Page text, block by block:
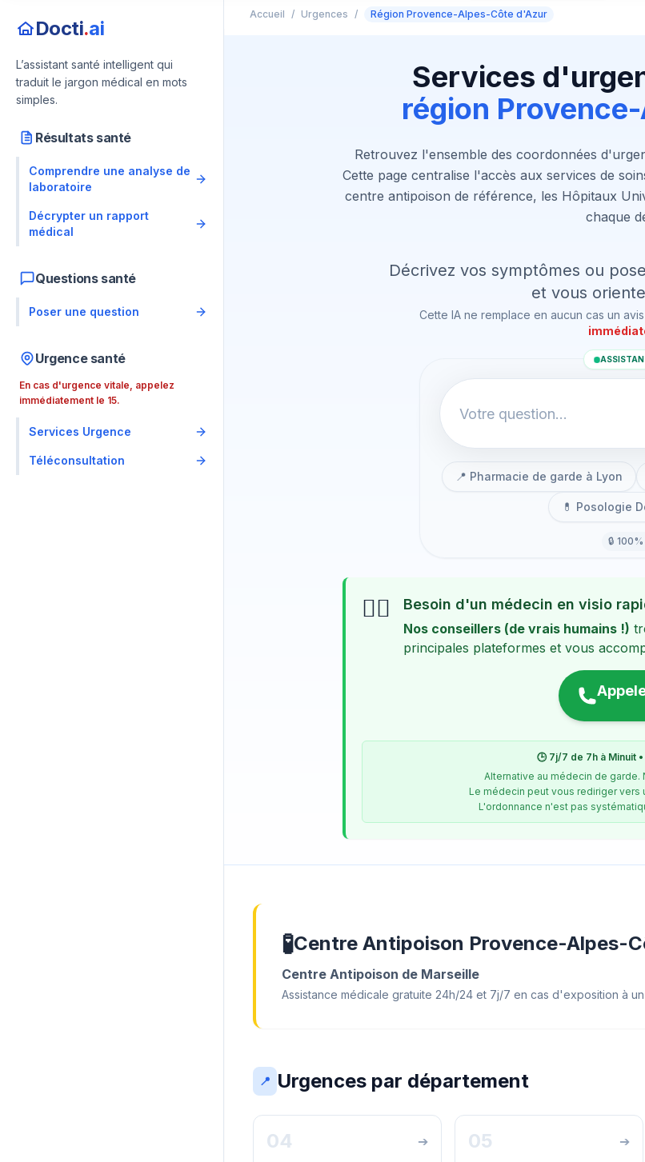
Docti.ai
L’assistant santé intelligent qui
traduit le jargon médical en mots
simples.
Résultats santé
Comprendre une analyse de
laboratoire
Décrypter un rapport
médical
Questions santé
Poser une question
Urgence santé
En cas d'urgence vitale, appelez
immédiatement le 15.
Services Urgence
Téléconsultation
Accueil / Urgences / Région Provence-Alpes-Côte d'Azur
Services
région
Retrouvez l'ensemble des coordonnées
Cette page centralise l'accès aux services de
centre antipoison de référence, les Hôpitaux
chaque
Décrivez vos symptômes ou
et vous
Cette IA ne remplace en aucun cas un
📍 Pharmacie de garde à Lyon
💊 Posologie
🔒
👨‍⚕️ Besoin d'un médecin en visio
Nos conseillers (de vrais humains !)
principales plateformes et vous
🕒 7j/7 de 7h à Minuit
Alternative au médecin de
Le médecin peut vous rediriger vers
L'ordonnance n'est pas
🧪Centre Antipoison Provence-Alpes-
Centre Antipoison de Marseille
Assistance médicale gratuite 24h/24 et 7j/7 en cas d'exposition à
📍 Urgences par département
04 ➔ 05 ➔